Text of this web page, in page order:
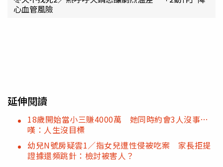
心血管風險
延伸閱讀
18歲開始當小三賺4000萬 她同時約會3人沒事…
嘆：人生沒目標
幼兒N號房疑雲1／指女兒遭性侵被吃案 家長拒提
證據還頻跳針：檢討被害人？